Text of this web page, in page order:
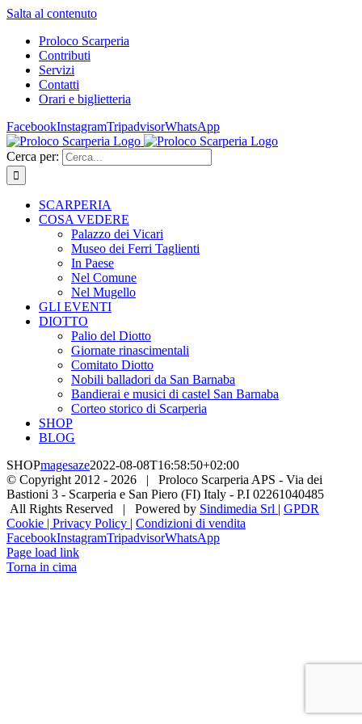
Salta al contenuto
Proloco Scarperia
Contributi
Servizi
Contatti
Orari e biglietteria
FacebookInstagramTripadvisorWhatsApp
Cerca per:
SCARPERIA
COSA VEDERE
Palazzo dei Vicari
Museo dei Ferri Taglienti
In Paese
Nel Comune
Nel Mugello
GLI EVENTI
DIOTTO
Palio del Diotto
Giornate rinascimentali
Comitato Diotto
Nobili balladori da San Barnaba
Bandierai e musici di castel San Barnaba
Corteo storico di Scarperia
SHOP
BLOG
SHOPmagesaze2022-08-08T16:58:50+02:00
© Copyright 2012 - 2026 | Proloco Scarperia APS - Via dei
Bastioni 3 - Scarperia e San Piero (FI) Italy - P.I 02261040485
All Rights Reserved | Powered by Sindimedia Srl | GPDR
Cookie | Privacy Policy | Condizioni di vendita
FacebookInstagramTripadvisorWhatsApp
Page load link
Torna in cima